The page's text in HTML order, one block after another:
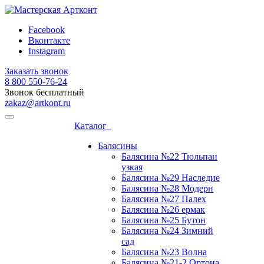
Facebook
Вконтакте
Instagram
Заказать звонок
8 800 ‎550-76-24
Звонок бесплатный
zakaz@artkont.ru
Каталог
Балясины
Балясина №22 Тюльпан
узкая
Балясина №29 Наследие
Балясина №28 Модерн
Балясина №27 Палех
Балясина №26 ермак
Балясина №25 Бутон
Балясина №24 Зимний
сад
Балясина №23 Волна